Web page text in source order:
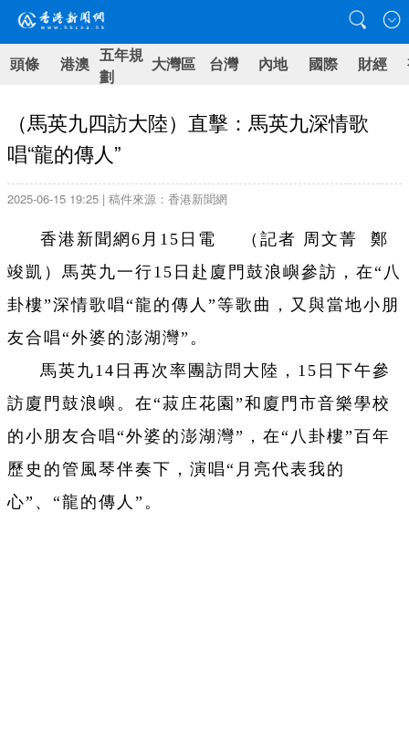
頭條 港澳 五年規
劃
大灣區 台灣 內地 國際 財經
（馬英九四訪大陸）直擊：馬英九深情歌
唱“龍的傳人”
2025-06-15 19:25 | 稿件來源：香港新聞網
香港新聞網6月15日電 （記者 周文菁 鄭
竣凱）馬英九一行15日赴廈門鼓浪嶼參訪，在“八
卦樓”深情歌唱“龍的傳人”等歌曲，又與當地小朋
友合唱“外婆的澎湖灣”。
馬英九14日再次率團訪問大陸，15日下午參
訪廈門鼓浪嶼。在“菽庄花園”和廈門市音樂學校
的小朋友合唱“外婆的澎湖灣”，在“八卦樓”百年
歷史的管風琴伴奏下，演唱“月亮代表我的
心”、“龍的傳人”。